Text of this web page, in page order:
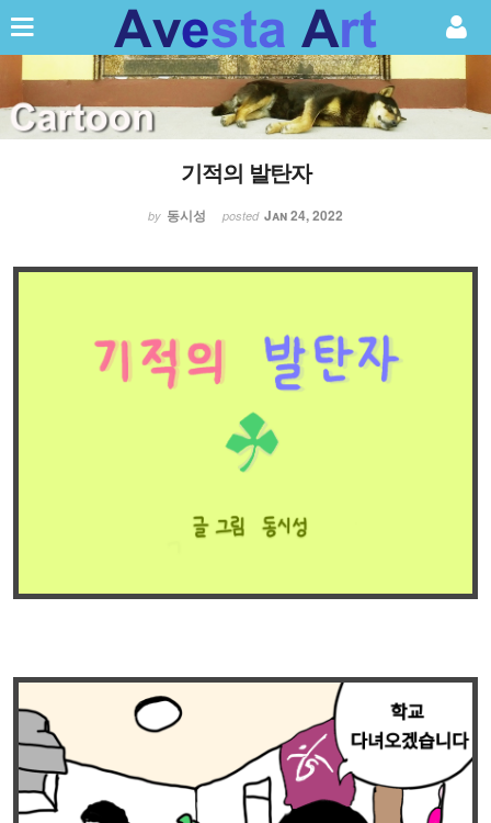
기적의 발탄자
by 동시성 posted Jan 24, 2022
Sketchbook5, 스케치북5
Sketchbook5, 스케치북5